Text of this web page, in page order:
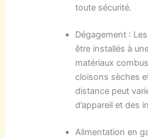
toute sécurité.
Dégagement :
être installés à
matériaux
cloisons sèches
distance peut
d’appareil et des
Alimentation en